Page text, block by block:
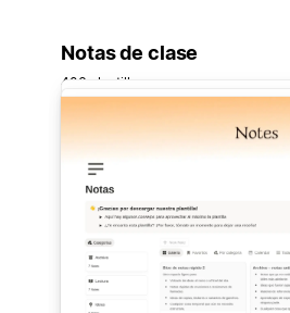
Notas de clase
406 plantillas